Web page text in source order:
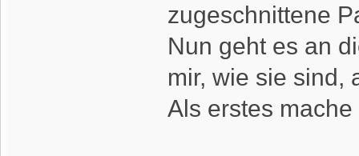
zugeschnittene
Nun geht es an
mir, wie sie sind,
Als erstes